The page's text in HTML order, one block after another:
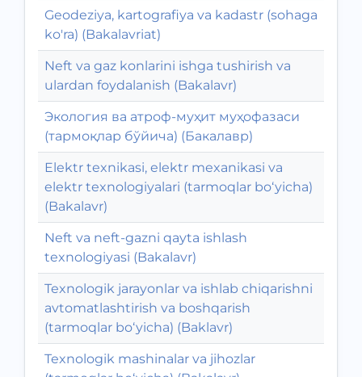
Geodeziya, kartografiya va kadastr (sohaga
ko'ra) (Bakalavriat)
Neft va gaz konlarini ishga tushirish va
ulardan foydalanish (Bakalavr)
Экология ва атроф-муҳит муҳофазаси
(тармоқлар бўйича) (Бакалавр)
Elektr texnikasi, elektr mexanikasi va
elektr texnologiyalari (tarmoqlar bo‘yicha)
(Bakalavr)
Neft va neft-gazni qayta ishlash
texnologiyasi (Bakalavr)
Texnologik jarayonlar va ishlab chiqarishni
avtomatlashtirish va boshqarish
(tarmoqlar bo‘yicha) (Baklavr)
Texnologik mashinalar va jihozlar